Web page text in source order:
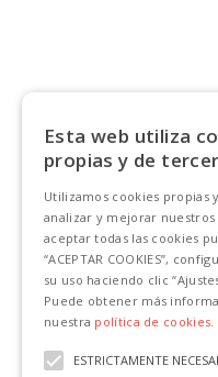
Esta web utiliza
propias y de
Utilizamos cookies propias
analizar y mejorar nuestros
aceptar todas las cookies
“ACEPTAR COOKIES”,
su uso haciendo clic
Puede obtener más
nuestra política de cookies.
ESTRICTAMENTE